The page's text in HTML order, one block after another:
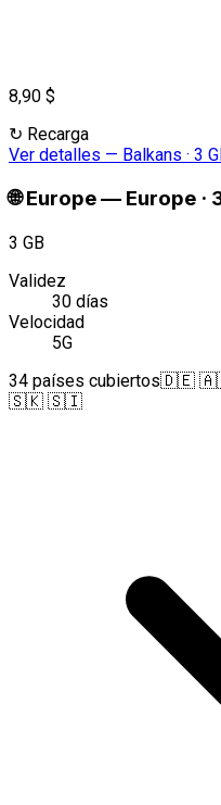
8,90 $
↻ Recarga
Ver detalles — Balkans · 3
🌐 Europe— Europe ·
3 GB
Validez
30 días
Velocidad
5G
34 países cubiertos🇩🇪
🇸🇰 🇸🇮